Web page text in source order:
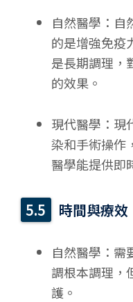
自然醫學：自
的是增強免疫
是長期調理，
的效果。
現代醫學：現
染和手術操作
醫學能提供即
時間與療效
自然醫學：需
調根本調理，
護。